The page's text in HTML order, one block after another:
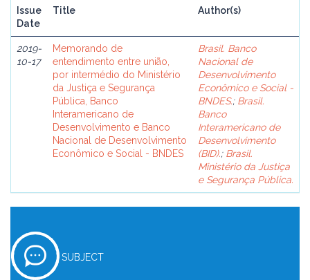
Issue
Date
Title Author(s)
2019-
10-17
Memorando de
entendimento entre união,
por intermédio do Ministério
da Justiça e Segurança
Pública, Banco
Interamericano de
Desenvolvimento e Banco
Nacional de Desenvolvimento
Econômico e Social - BNDES
Brasil. Banco
Nacional de
Desenvolvimento
Econômico e Social -
BNDES.; Brasil.
Banco
Interamericano de
Desenvolvimento
(BID).; Brasil.
Ministério da Justiça
e Segurança Pública.
SUBJECT